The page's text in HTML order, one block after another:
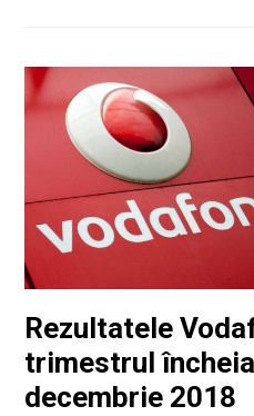
Rezultatele
trimestrul
decembrie 2018